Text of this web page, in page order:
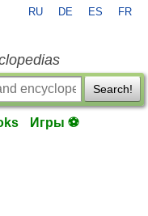
RU DE ES FR
Search!
Игры ⚽